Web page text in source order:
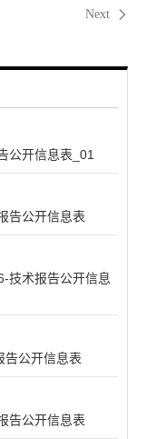
Next
公开信息表_01
告公开信息表
技术报告公开信息
告公开信息表
告公开信息表